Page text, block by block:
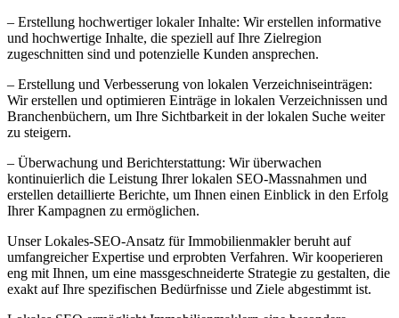
– Erstellung hochwertiger lokaler Inhalte: Wir erstellen informative
und hochwertige Inhalte, die speziell auf Ihre Zielregion
zugeschnitten sind und potenzielle Kunden ansprechen.
– Erstellung und Verbesserung von lokalen Verzeichniseinträgen:
Wir erstellen und optimieren Einträge in lokalen Verzeichnissen und
Branchenbüchern, um Ihre Sichtbarkeit in der lokalen Suche weiter
zu steigern.
– Überwachung und Berichterstattung: Wir überwachen
kontinuierlich die Leistung Ihrer lokalen SEO-Massnahmen und
erstellen detaillierte Berichte, um Ihnen einen Einblick in den Erfolg
Ihrer Kampagnen zu ermöglichen.
Unser Lokales-SEO-Ansatz für Immobilienmakler beruht auf
umfangreicher Expertise und erprobten Verfahren. Wir kooperieren
eng mit Ihnen, um eine massgeschneiderte Strategie zu gestalten, die
exakt auf Ihre spezifischen Bedürfnisse und Ziele abgestimmt ist.